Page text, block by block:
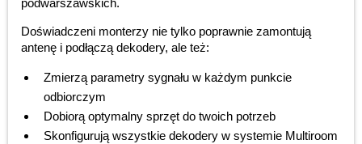
podwarszawskich.
Doświadczeni monterzy nie tylko poprawnie zamontują
antenę i podłączą dekodery, ale też:
Zmierzą parametry sygnału w każdym punkcie
odbiorczym
Dobiorą optymalny sprzęt do twoich potrzeb
Skonfigurują wszystkie dekodery w systemie Multiroom